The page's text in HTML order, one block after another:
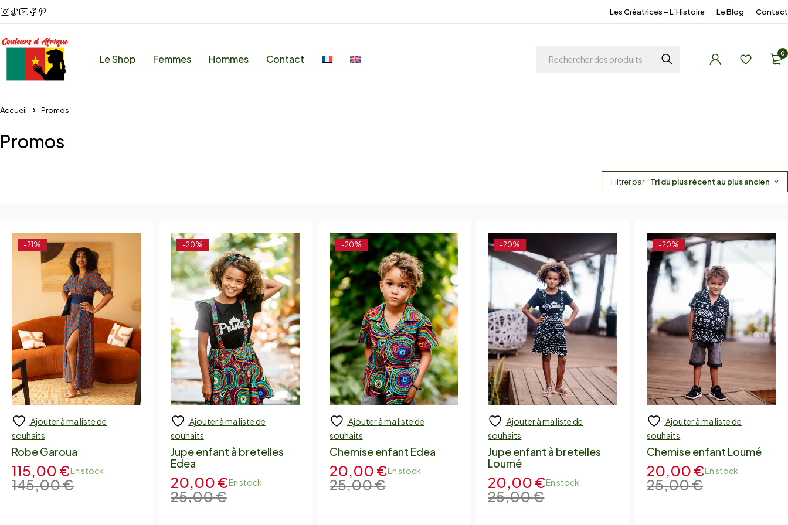
Les Créatrices – L’Histoire Le Blog Contact
Le Shop Femmes Hommes Contact 0
Accueil Promos
Promos
Filtrer par Tri du plus récent au plus ancien
-21%
Ajouter
Ajouter à ma liste de
souhaits
Robe Garoua
145,00€
115,00 €En stock
-20%
Add to cart
Ajouter à ma liste de
souhaits
Jupe enfant à bretelles
Edea
25,00€
20,00 €En stock
-20%
Add to cart
Ajouter à ma liste de
souhaits
Chemise enfant Edea
25,00€
20,00 €En stock
-20%
Add to cart
Ajouter à ma liste de
souhaits
Jupe enfant à bretelles
Loumé
25,00€
20,00 €En stock
-20%
Add to cart
Ajouter à ma liste de
souhaits
Chemise enfant Loumé
25,00€
20,00 €En stock